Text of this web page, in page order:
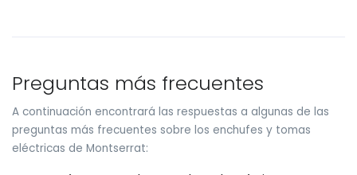
Preguntas más frecuentes
A continuación encontrará las respuestas a algunas de las
preguntas más frecuentes sobre los enchufes y tomas
eléctricas de Montserrat: